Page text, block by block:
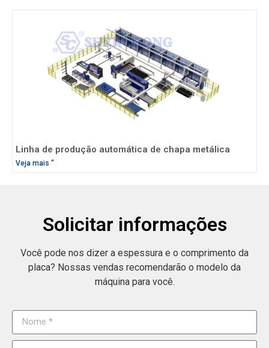
Linha de produção automática de chapa metálica
Veja mais "
Solicitar informações
Você pode nos dizer a espessura e o comprimento da
placa? Nossas vendas recomendarão o modelo da
máquina para você.